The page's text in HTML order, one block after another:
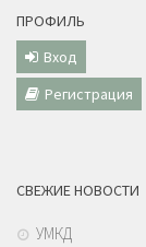
ПРОФИЛЬ
Вход
Регистрация
СВЕЖИЕ НОВОСТИ
УМКД